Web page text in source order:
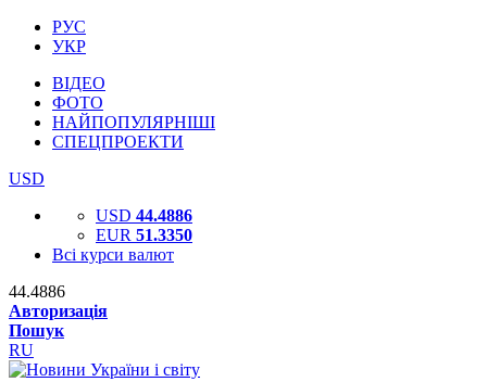
РУС
УКР
ВІДЕО
ФОТО
НАЙПОПУЛЯРНІШІ
СПЕЦПРОЕКТИ
USD
USD 44.4886
EUR 51.3350
Всі курси валют
44.4886
Авторизація
Пошук
RU